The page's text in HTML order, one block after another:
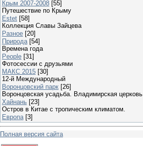
Крым 2007-2008 [55]
Путешествие по Крыму
Estet [58]
Коллекция Славы Зайцева
Разное [20]
Природа [54]
Времена года
People [31]
Фотосессии с друзьями
МАКС 2015 [30]
12-й Международный
Воронцовский парк [26]
Воронцовская усадьба. Владимирская церковь
Хайнань [23]
Остров в Китае с тропическим климатом.
Европа [3]
Полная версия сайта